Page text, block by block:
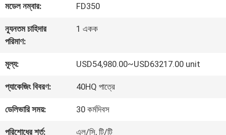
কারখানা
ভ্রমণ
মান
নিয়ন্ত্রণ
সাইট
মডেল নম্বার: FD350
ন্যূনতম চাহিদার
পরিমাণ:
1 একক
মূল্য: USD54,980.00~USD63217.00 unit
প্যাকেজিং বিবরণ: 40HQ পাত্রে
ডেলিভারি সময়: 30 কর্মদিবস
পরিশোধের শর্ত: এল/সি, টি/টি